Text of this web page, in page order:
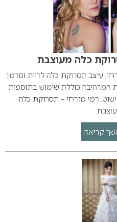
כלה מעוצבת
עיצב תסרוקת כלה לרוית וסרמן
כוללת שימוש בתוספות
רמי מזרחי – תסרוקת כלה
קריאה